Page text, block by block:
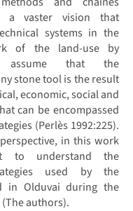
a vaster vision that
systems in the
of the land-use by
assume that the
stone tool is the result
economic, social and
can be encompassed
(Perlès 1992:225).
in this work
to understand the
used by the
in Olduvai during the
authors).